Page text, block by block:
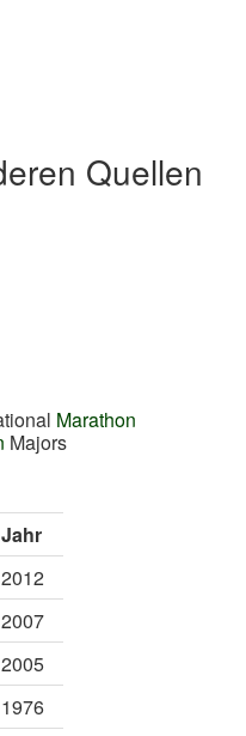
Quellen
Marathon
Majors
Jahr
2012
2007
2005
1976